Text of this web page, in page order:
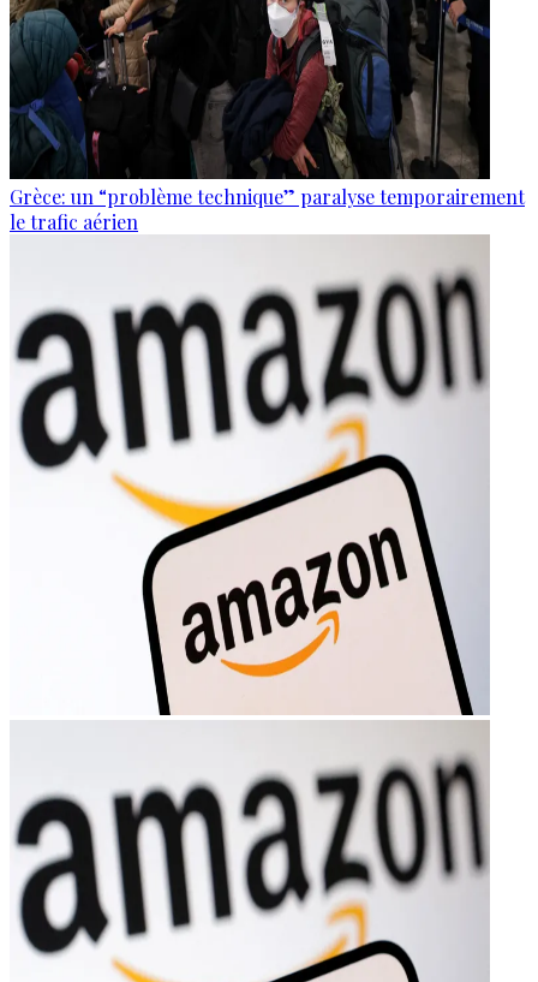
Grèce: un “problème technique” paralyse temporairement
le trafic aérien